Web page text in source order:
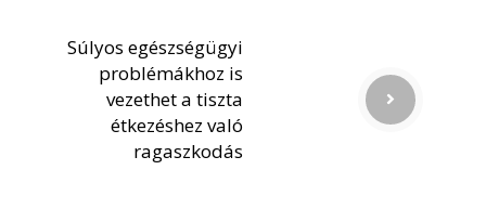
Súlyos egészségügyi
problémákhoz is
vezethet a tiszta
étkezéshez való
ragaszkodás